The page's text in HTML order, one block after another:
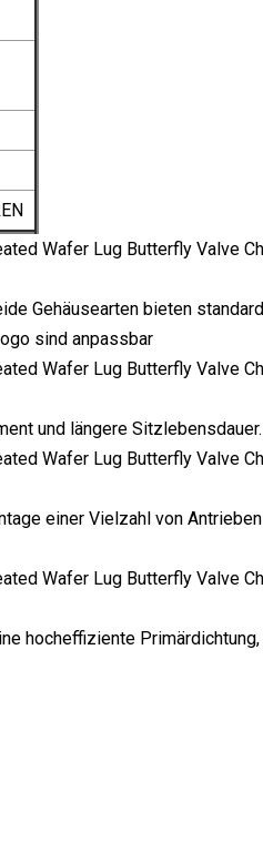
Gehäusearten bieten
sind anpassbar
und längere
einer Vielzahl von
hocheffiziente